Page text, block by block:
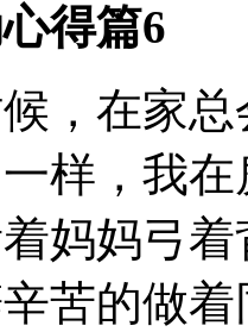
得篇6
，在家
样，我
妈妈弓
苦的做